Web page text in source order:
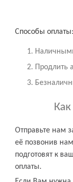
Способы оплаты:
Продлить
Отправьте нам
её позвонив
подготовят к
оплаты.